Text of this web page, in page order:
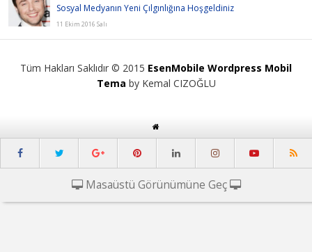
Sosyal Medyanın Yeni Çılgınlığına Hoşgeldiniz
11 Ekim 2016 Salı
Tüm Hakları Saklıdır © 2015 EsenMobile Wordpress Mobil
Tema by Kemal CIZOĞLU
Masaüstü Görünümüne Geç